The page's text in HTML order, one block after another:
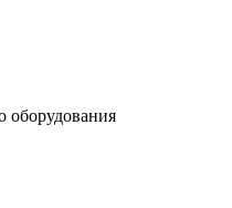
оборудования